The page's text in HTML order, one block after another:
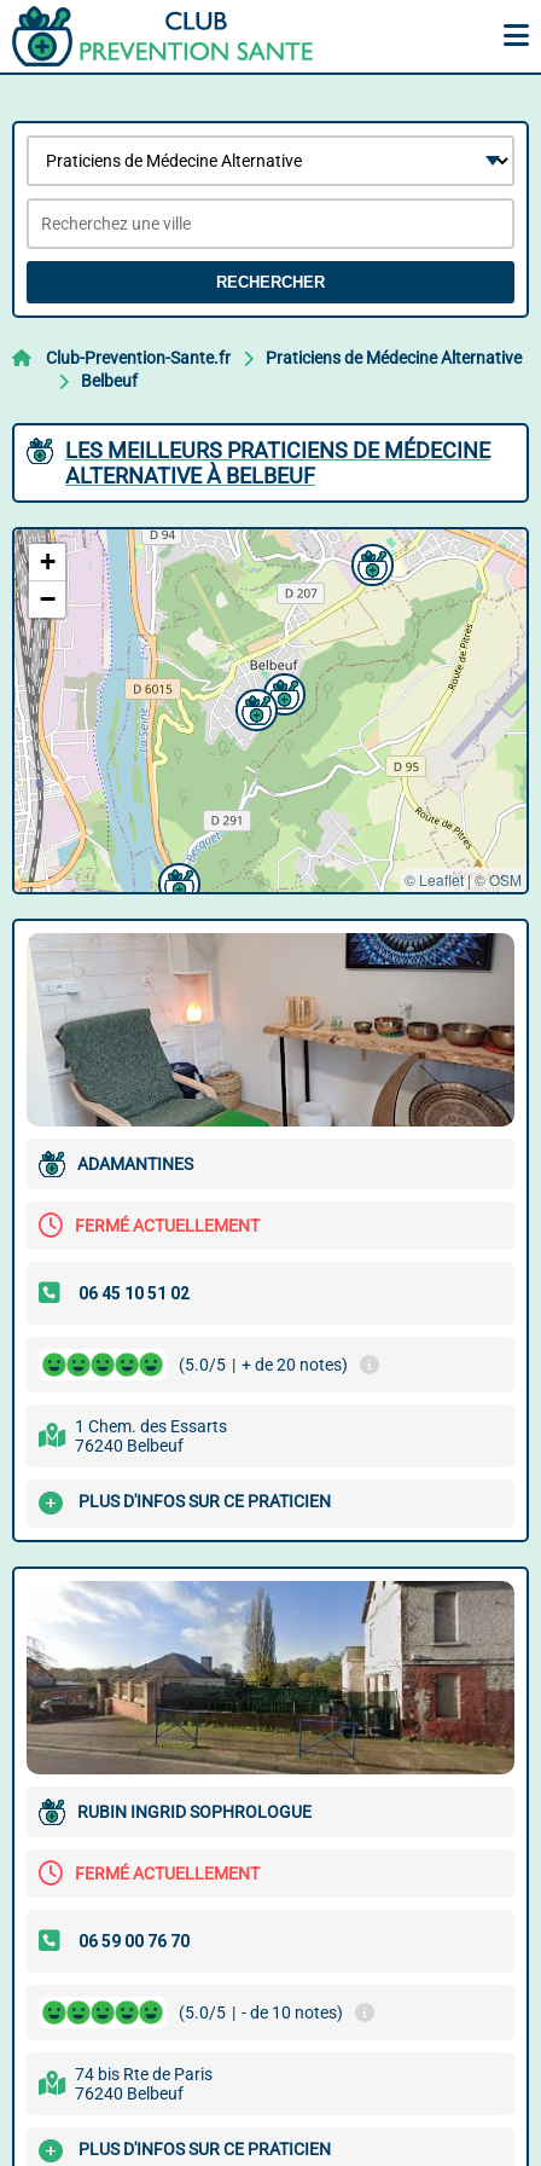
RECHERCHER
Club-Prevention-Sante.fr
Praticiens de Médecine Alternative
Belbeuf
LES MEILLEURS PRATICIENS DE MÉDECINE
ALTERNATIVE À BELBEUF
+
−
© Leaflet|©OSM
ADAMANTINES
FERMÉ ACTUELLEMENT
(5.0/5 | + de 20 notes)
1 Chem. des Essarts
76240 Belbeuf
PLUS D'INFOS SUR CE PRATICIEN
RUBIN INGRID SOPHROLOGUE
FERMÉ ACTUELLEMENT
(5.0/5 | - de 10 notes)
74 bis Rte de Paris
76240 Belbeuf
PLUS D'INFOS SUR CE PRATICIEN